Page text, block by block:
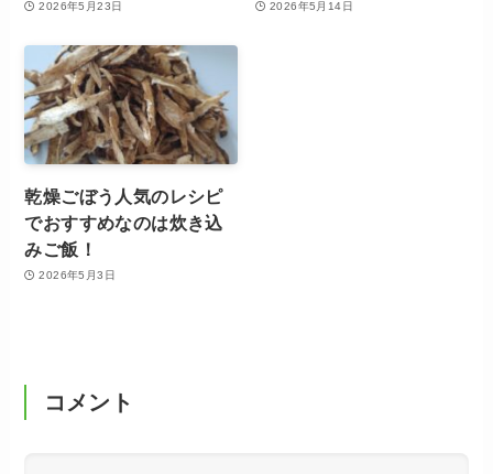
2026年5月23日 2026年5月14日
乾燥ごぼう人気のレシピ
でおすすめなのは炊き込
みご飯！
2026年5月3日
コメント